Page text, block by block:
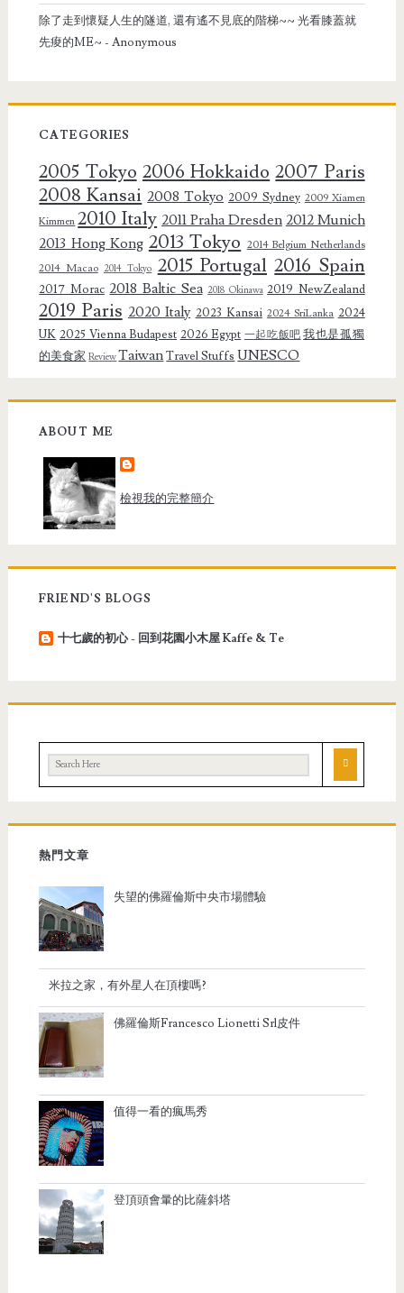
除了走到懷疑人生的隧道, 還有遙不見底的階梯~~ 光看膝蓋就
先痠的ME~ - Anonymous
CATEGORIES
2005 Tokyo 2006 Hokkaido 2007 Paris
2008 Kansai 2008 Tokyo 2009 Sydney 2009 Xiamen
Kimmen 2010 Italy 2011 Praha Dresden 2012 Munich
2013 Hong Kong 2013 Tokyo 2014 Belgium Netherlands
2014 Macao 2014 Tokyo 2015 Portugal 2016 Spain
2017 Morac 2018 Baltic Sea 2018 Okinawa 2019 NewZealand
2019 Paris 2020 Italy 2023 Kansai 2024 SriLanka 2024
UK 2025 Vienna Budapest 2026 Egypt 一起吃飯吧 我也是孤獨
的美食家 ReviewTaiwan Travel Stuffs UNESCO
ABOUT ME
檢視我的完整簡介
FRIEND'S BLOGS
十七歲的初心 - 回到花園小木屋 Kaffe & Te
熱門文章
失望的佛羅倫斯中央市場體驗
米拉之家，有外星人在頂樓嗎?
佛羅倫斯Francesco Lionetti Srl皮件
值得一看的瘋馬秀
登頂頭會暈的比薩斜塔